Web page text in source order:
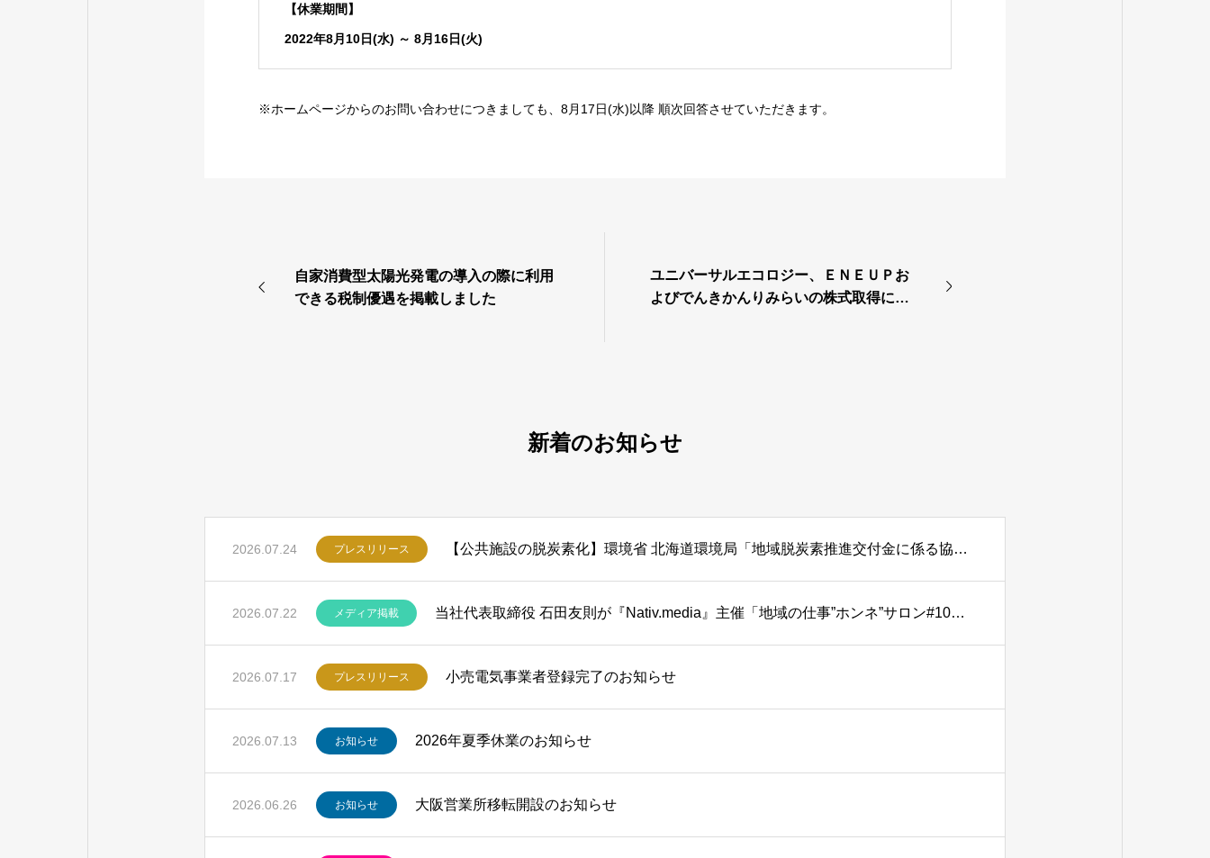
【休業期間】
2022年8月10日(水) ～ 8月16日(火)
※ホームページからのお問い合わせにつきましても、8月17日(水)以降 順次回答させていただきます。
自家消費型太陽光発電の導入の際に利用
できる税制優遇を掲載しました
ユニバーサルエコロジー、ＥＮＥＵＰお
よびでんきかんりみらいの株式取得によ
新着のお知らせ
2026.07.24 プレスリリース 【公共施設の脱炭素化】環境省 北海道環境局「地域脱炭素推進交付金に係る協力宣言事業者」登録のお知らせ
2026.07.22 メディア掲載 当社代表取締役 石田友則が『Nativ.media』主催「地域の仕事”ホンネ”サロン#10」に登壇しました
2026.07.17 プレスリリース 小売電気事業者登録完了のお知らせ
2026.07.13 お知らせ 2026年夏季休業のお知らせ
2026.06.26 お知らせ 大阪営業所移転開設のお知らせ